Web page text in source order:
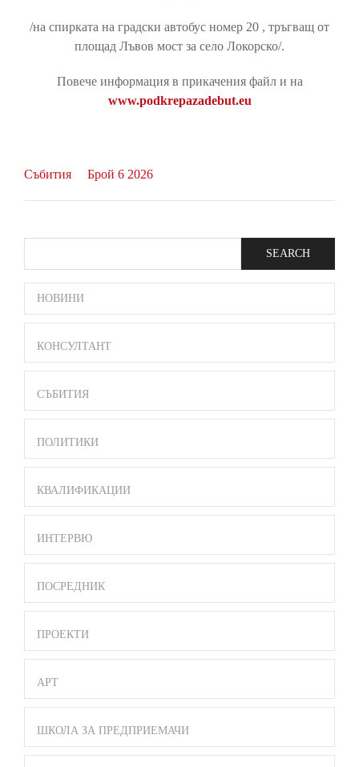
/на спирката на градски автобус номер 20 , тръгващ от
площад Лъвов мост за село Локорско/.
Повече информация в прикачения файл и на
www.podkrepazadebut.eu
Събития Брой 6 2026
SIDE
BAR
MENU
НОВИНИ
КОНСУЛТАНТ
СЪБИТИЯ
ПОЛИТИКИ
КВАЛИФИКАЦИИ
ИНТЕРВЮ
ПОСРЕДНИК
ПРОЕКТИ
АРТ
ШКОЛА ЗА ПРЕДПРИЕМАЧИ